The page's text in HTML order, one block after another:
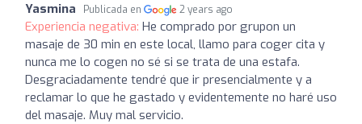
Yasmina Publicada en 2 years ago
Experiencia negativa: He comprado por grupon un
masaje de 30 min en este local, llamo para coger cita y
nunca me lo cogen no sé si se trata de una estafa.
Desgraciadamente tendré que ir presencialmente y a
reclamar lo que he gastado y evidentemente no haré uso
del masaje. Muy mal servicio.